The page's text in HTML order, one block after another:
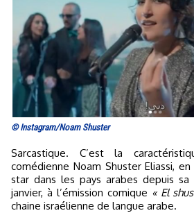
© Instagram/Noam Shuster
Sarcastique. C’est la caractéristique première de la
comédienne Noam Shuster Eliassi,
star dans les pays arabes depuis sa
janvier, à l’émission comique « El
chaine israélienne de langue arabe.